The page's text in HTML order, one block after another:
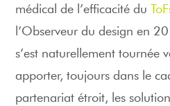
médical de l’efficacité du
l’Observeur du design en
s’est naturellement tournée
apporter, toujours dans le
partenariat étroit, les